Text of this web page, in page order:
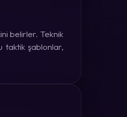
belirler. Teknik
taktik şablonlar,